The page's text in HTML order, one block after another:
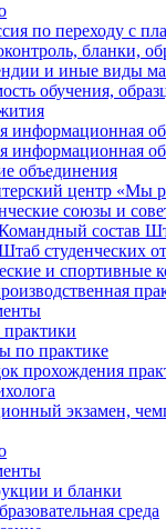
по переходу с
бланки,
и иные виды
обучения,
информационная
информационная
объединения
центр «Мы
союзы и
состав
студенческих
и спортивные
по практике
прохождения
экзамен,
и бланки
среда